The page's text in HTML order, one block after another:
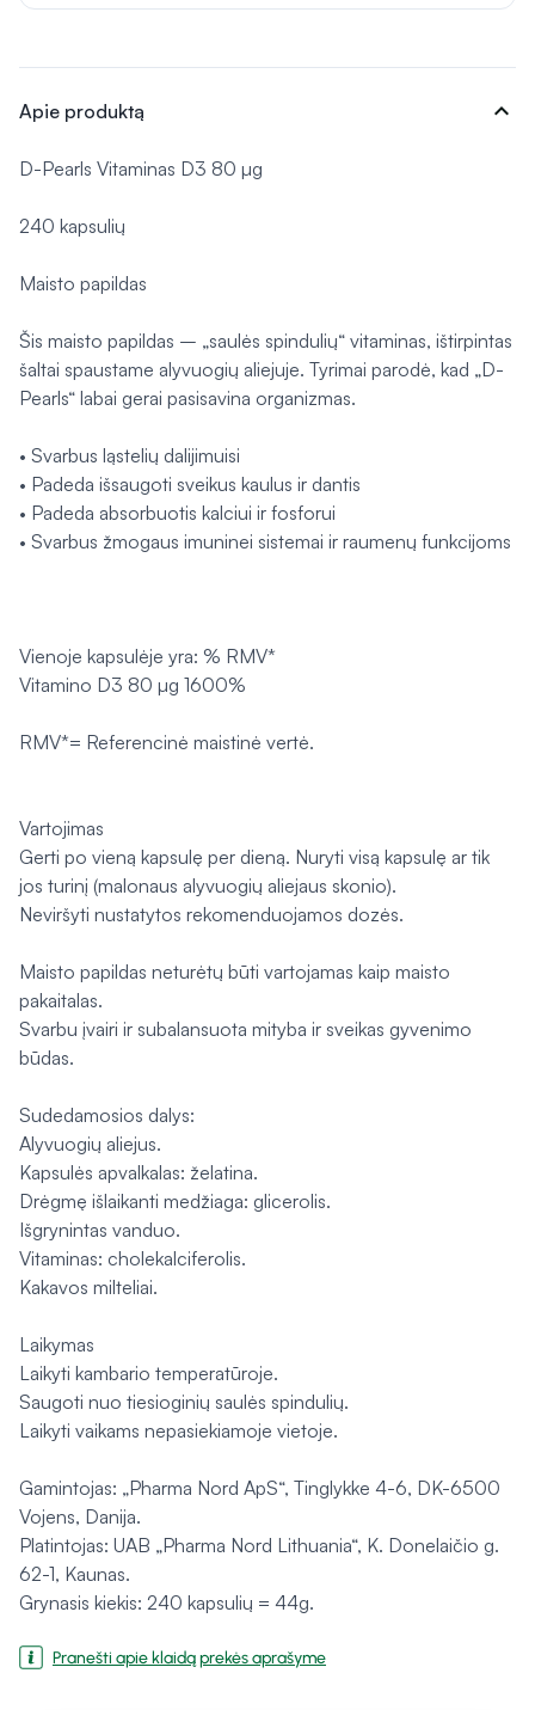
Apie produktą expand_more
D-Pearls Vitaminas D3 80 µg
240 kapsulių
Maisto papildas
Šis maisto papildas – „saulės spindulių“ vitaminas, ištirpintas
šaltai spaustame alyvuogių aliejuje. Tyrimai parodė, kad „D-
Pearls“ labai gerai pasisavina organizmas.
• Svarbus ląstelių dalijimuisi
• Padeda išsaugoti sveikus kaulus ir dantis
• Padeda absorbuotis kalciui ir fosforui
• Svarbus žmogaus imuninei sistemai ir raumenų funkcijoms
Vienoje kapsulėje yra: % RMV*
Vitamino D3 80 µg 1600%
RMV*= Referencinė maistinė vertė.
Vartojimas
Gerti po vieną kapsulę per dieną. Nuryti visą kapsulę ar tik
jos turinį (malonaus alyvuogių aliejaus skonio).
Neviršyti nustatytos rekomenduojamos dozės.
Maisto papildas neturėtų būti vartojamas kaip maisto
pakaitalas.
Svarbu įvairi ir subalansuota mityba ir sveikas gyvenimo
būdas.
Sudedamosios dalys:
Alyvuogių aliejus.
Kapsulės apvalkalas: želatina.
Drėgmę išlaikanti medžiaga: glicerolis.
Išgrynintas vanduo.
Vitaminas: cholekalciferolis.
Kakavos milteliai.
Laikymas
Laikyti kambario temperatūroje.
Saugoti nuo tiesioginių saulės spindulių.
Laikyti vaikams nepasiekiamoje vietoje.
Gamintojas: „Pharma Nord ApS“, Tinglykke 4-6, DK-6500
Vojens, Danija.
Platintojas: UAB „Pharma Nord Lithuania“, K. Donelaičio g.
62-1, Kaunas.
Grynasis kiekis: 240 kapsulių = 44g.
Pranešti apie klaidą prekės aprašyme